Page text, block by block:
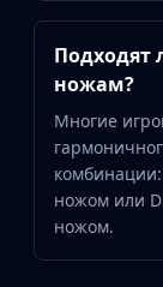
Подходят
ножам?
Многие
ножом или
ножом.